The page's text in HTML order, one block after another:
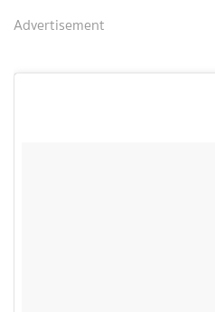
Advertisement